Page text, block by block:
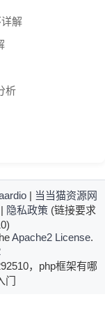
解
析
| 当当猫资源网
隐私政策 (链接要求
Apache2 License.
，php框架有哪
门